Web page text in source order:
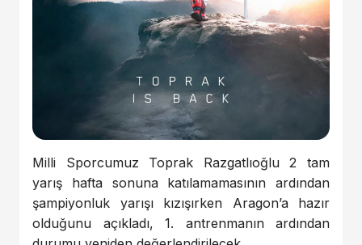
Milli Sporcumuz Toprak Razgatlıoğlu 2 tam
yarış hafta sonuna katılamamasının ardından
şampiyonluk yarışı kızışırken Aragon’a hazır
olduğunu açıkladı, 1. antrenmanın ardından